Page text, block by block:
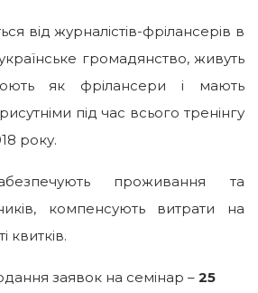
від журналістів-фрілансерів в
громадянство, живуть
як фрілансери і мають
під час всього тренінгу
року.
проживання та
компенсують витрати на
квитків.
заявок на семінар – 25